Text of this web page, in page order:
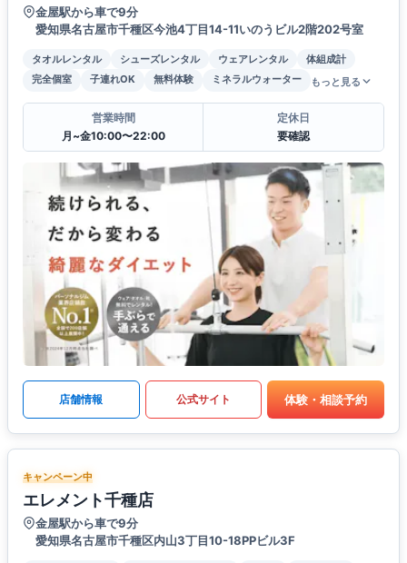
金屋駅から車で9分
愛知県名古屋市千種区今池4丁目14-11いのうビル2階202号室
タオルレンタル シューズレンタル ウェアレンタル
体組成計
完全個室
子連れOK 無料体験 ミネラルウォーター もっと見る
営業時間
月~金10:00〜22:00
定休日
要確認
店舗情報 公式サイト 体験・相談予約
キャンペーン中
エレメント千種店
金屋駅から車で9分
愛知県名古屋市千種区内山3丁目10-18PPビル3F